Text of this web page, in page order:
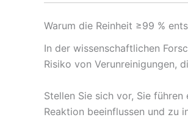
Warum die Reinheit ≥99 %
In der wissenschaftlichen
Risiko von Verunreinigungen,
Stellen Sie sich vor, Sie
Reaktion beeinflussen und zu